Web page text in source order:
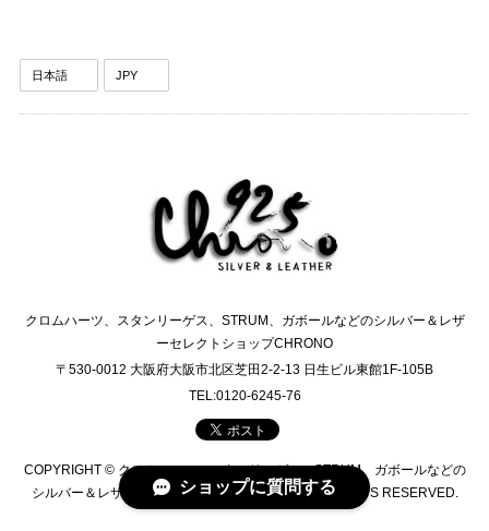
クロムハーツ、スタンリーゲス、STRUM、ガボールなどのシルバー＆レザ
ーセレクトショップCHRONO
〒530-0012 大阪府大阪市北区芝田2-2-13 日生ビル東館1F-105B
TEL:0120-6245-76
COPYRIGHT © クロムハーツ、スタンリーゲス、STRUM、ガボールなどの
シルバー＆レザーセレクトショップCHRONO ALL RIGHTS RESERVED.
ショップに質問する